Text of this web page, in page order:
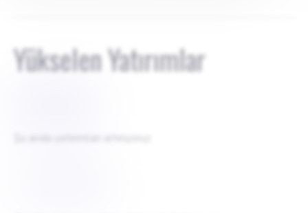
Yükselen Yatırımlar